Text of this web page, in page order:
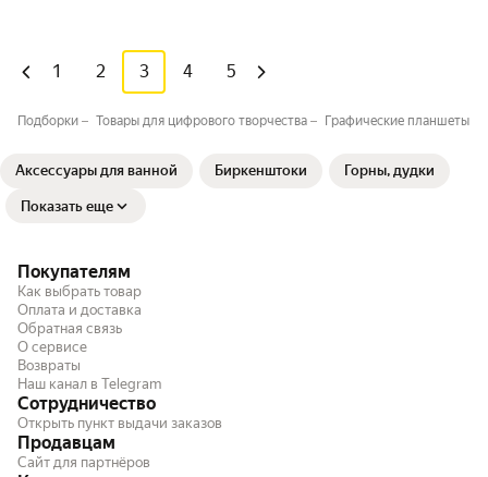
1 2 3 4 5
Подборки Товары для цифрового творчества Графические планшеты
Аксессуары для ванной⁣ Биркенштоки Горны, дудки
Показать еще
Покупателям
Как выбрать товар
Оплата и доставка
Обратная связь
О сервисе
Возвраты
Наш канал в Telegram
Сотрудничество
Открыть пункт выдачи заказов
Продавцам
Сайт для партнёров